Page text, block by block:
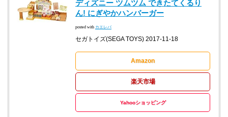
ディズニー ツムツム できたてくるり
ん! にぎやかハンバーガー
posted with カエレバ
セガトイズ(SEGA TOYS) 2017-11-18
Amazon
楽天市場
Yahooショッピング